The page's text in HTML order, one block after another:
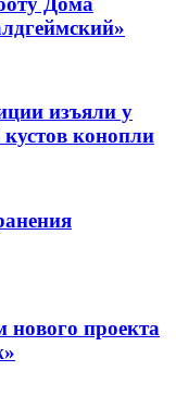
изъяли у
конопли
проекта